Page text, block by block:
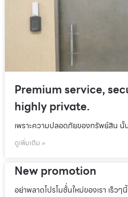
Premium service,
highly private.
เพราะความปลอดภัยของทรัพย์สิน นั้
ดูเพิ่มเติม »
New promotion
อย่าพลาดโปรโมชั้่นใหม่ของเรา เร็วๆ